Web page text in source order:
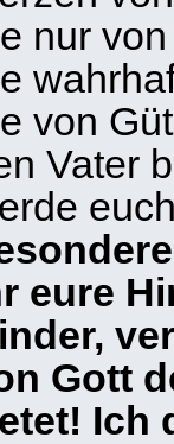
nur
von
Vater
eure
Gott
Ich